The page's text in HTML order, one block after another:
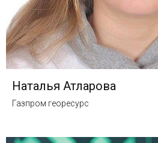
Наталья Атларова
Газпром георесурс